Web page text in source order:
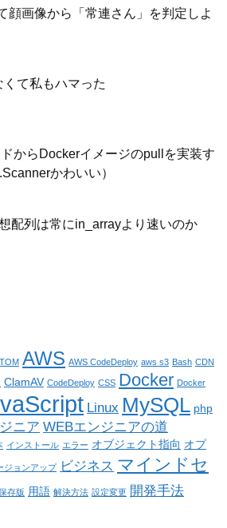
顔画像から「常連さん」を判定しよ
くて私もハマった
からDockerイメージのpullを実装す
かわいい）
配列は常にin_arrayより速いのか
AWS AWS CodeDeploy aws s3 Bash CDN
ClamAV CodeDeploy CSS Docker Docker
Linux MySQL php
ニア WEBエンジニアの道
インストール エラー オブジェクト指向 オプ
ジョンアップ ビジネス マインドセ
存版 用語 解決方法 設定変更 開発手法